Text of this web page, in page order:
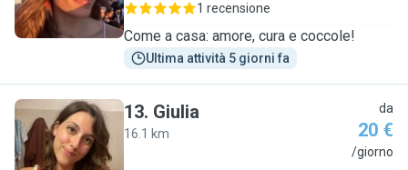
1 recensione
Come a casa: amore, cura e coccole!
Ultima attività 5 giorni fa
G
13. Giulia
16.1 km
da
20 €
/giorno